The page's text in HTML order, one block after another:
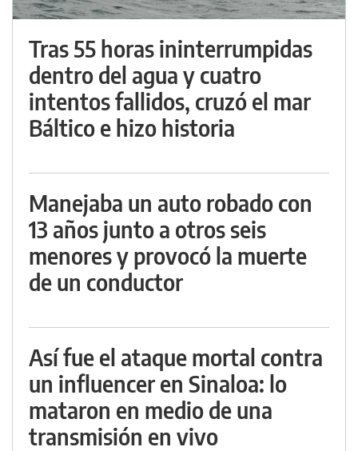
Tras 55 horas ininterrumpidas
dentro del agua y cuatro
intentos fallidos, cruzó el mar
Báltico e hizo historia
Manejaba un auto robado con
13 años junto a otros seis
menores y provocó la muerte
de un conductor
Así fue el ataque mortal contra
un influencer en Sinaloa: lo
mataron en medio de una
transmisión en vivo